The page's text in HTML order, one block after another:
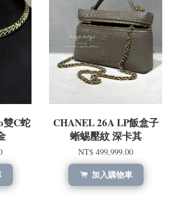
雙C蛇
CHANEL 26A LP飯盒子
蜥蜴壓紋 深卡其
NT$ 499,999.00
加入購物車